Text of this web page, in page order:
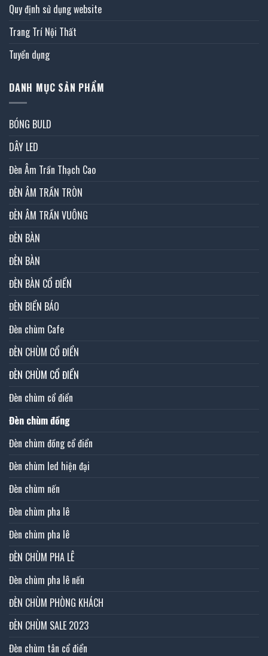
Quy định sử dụng website
Trang Trí Nội Thất
Tuyển dụng
DANH MỤC SẢN PHẨM
BÓNG BULD
DÂY LED
Đèn Âm Trần Thạch Cao
ĐÈN ÂM TRẦN TRÒN
ĐÈN ÂM TRẦN VUÔNG
ĐÈN BÀN
ĐÈN BÀN
ĐÈN BÀN CỔ ĐIỂN
ĐÈN BIỂN BÁO
Đèn chùm Cafe
ĐÈN CHÙM CỔ ĐIỂN
ĐÈN CHÙM CỔ ĐIỂN
Đèn chùm cổ điển
Đèn chùm đồng
Đèn chùm đồng cổ điển
Đèn chùm led hiện đại
Đèn chùm nến
Đèn chùm pha lê
Đèn chùm pha lê
ĐÈN CHÙM PHA LÊ
Đèn chùm pha lê nến
ĐÈN CHÙM PHÒNG KHÁCH
ĐÈN CHÙM SALE 2023
Đèn chùm tân cổ điển